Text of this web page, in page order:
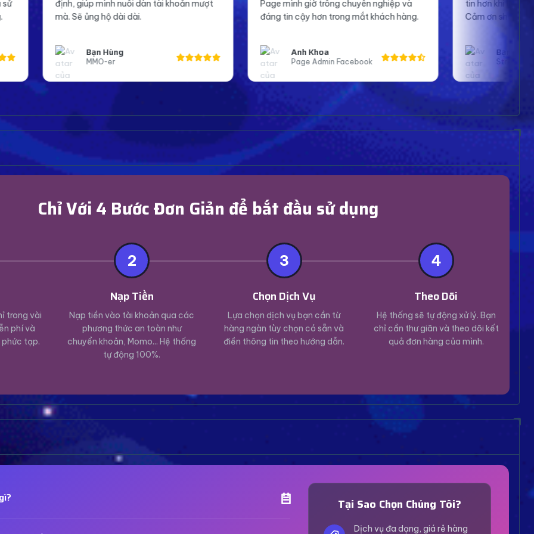
dàn tài khoản mượt
dài.
Page mình giờ trông chuyên nghiệp và
đáng tin cậy hơn trong mắt khách hàng.
Anh Khoa
Page Admin Facebook
tin hơn khi lên sóng và tương tác với fan.
Cảm ơn shop nhiều.
Bạn An
Streamer Bigo
Chỉ Với 4 Bước Đơn Giản để bắt đầu sử dụng
trong vài
phí và
tạp.
2
Nạp Tiền
Nạp tiền vào tài khoản qua các
phương thức an toàn như
chuyển khoản, Momo... Hệ thống
tự động 100%.
3
Chọn Dịch Vụ
Lựa chọn dịch vụ bạn cần từ
hàng ngàn tùy chọn có sẵn và
điền thông tin theo hướng dẫn.
4
Theo Dõi
Hệ thống sẽ tự động xử lý. Bạn
chỉ cần thư giãn và theo dõi kết
quả đơn hàng của mình.
Tại Sao Chọn Chúng Tôi?
Dịch vụ đa dạng, giá rẻ hàng
Trợ Lý Hỗ Trợ
Luôn sẵn sàng giải đáp thắc mắc
Vui lòng chọn phương thức hỗ trợ phù hợp với nhu
cầu của bạn.